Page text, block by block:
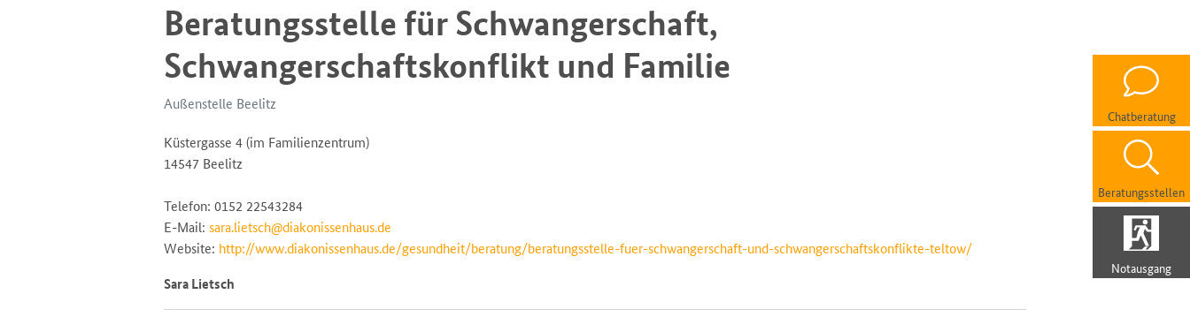
Chatberatung
Beratungsstellen
Notausgang
Beratungsstelle für Schwangerschaft,
Schwangerschaftskonflikt und Familie
Außenstelle Beelitz
Küstergasse 4 (im Familienzentrum)
14547 Beelitz
Telefon: 0152 22543284
E-Mail: sara.lietsch@diakonissenhaus.de
Website: http://www.diakonissenhaus.de/gesundheit/beratung/beratungsstelle-fuer-schwangerschaft-und-schwangerschaftskonflikte-teltow/
Sara Lietsch